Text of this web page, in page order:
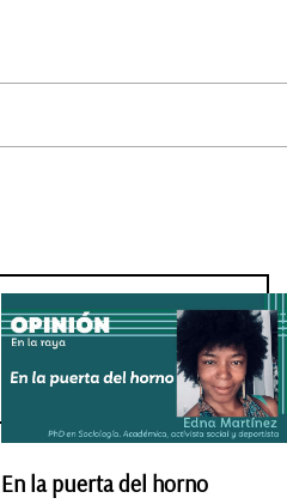
En la puerta del horno